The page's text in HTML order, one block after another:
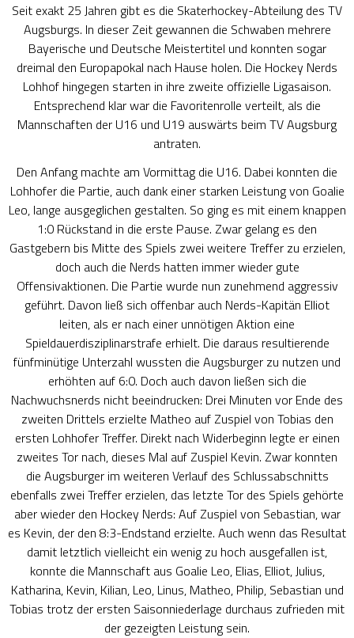
Seit exakt 25 Jahren gibt es die Skaterhockey-Abteilung des TV
Augsburgs. In dieser Zeit gewannen die Schwaben mehrere
Bayerische und Deutsche Meistertitel und konnten sogar
dreimal den Europapokal nach Hause holen. Die Hockey Nerds
Lohhof hingegen starten in ihre zweite offizielle Ligasaison.
Entsprechend klar war die Favoritenrolle verteilt, als die
Mannschaften der U16 und U19 auswärts beim TV Augsburg
antraten.
Den Anfang machte am Vormittag die U16. Dabei konnten die
Lohhofer die Partie, auch dank einer starken Leistung von Goalie
Leo, lange ausgeglichen gestalten. So ging es mit einem knappen
1:0 Rückstand in die erste Pause. Zwar gelang es den
Gastgebern bis Mitte des Spiels zwei weitere Treffer zu erzielen,
doch auch die Nerds hatten immer wieder gute
Offensivaktionen. Die Partie wurde nun zunehmend aggressiv
geführt. Davon ließ sich offenbar auch Nerds-Kapitän Elliot
leiten, als er nach einer unnötigen Aktion eine
Spieldauerdisziplinarstrafe erhielt. Die daraus resultierende
fünfminütige Unterzahl wussten die Augsburger zu nutzen und
erhöhten auf 6:0. Doch auch davon ließen sich die
Nachwuchsnerds nicht beeindrucken: Drei Minuten vor Ende des
zweiten Drittels erzielte Matheo auf Zuspiel von Tobias den
ersten Lohhofer Treffer. Direkt nach Widerbeginn legte er einen
zweites Tor nach, dieses Mal auf Zuspiel Kevin. Zwar konnten
die Augsburger im weiteren Verlauf des Schlussabschnitts
ebenfalls zwei Treffer erzielen, das letzte Tor des Spiels gehörte
aber wieder den Hockey Nerds: Auf Zuspiel von Sebastian, war
es Kevin, der den 8:3-Endstand erzielte. Auch wenn das Resultat
damit letztlich vielleicht ein wenig zu hoch ausgefallen ist,
konnte die Mannschaft aus Goalie Leo, Elias, Elliot, Julius,
Katharina, Kevin, Kilian, Leo, Linus, Matheo, Philip, Sebastian und
Tobias trotz der ersten Saisonniederlage durchaus zufrieden mit
der gezeigten Leistung sein.